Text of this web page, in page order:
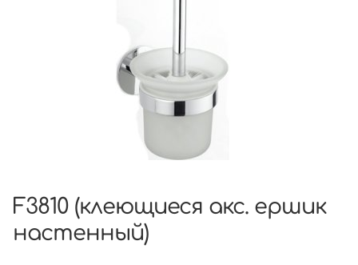
F3810 (клеющиеся акс. ершик
настенный)